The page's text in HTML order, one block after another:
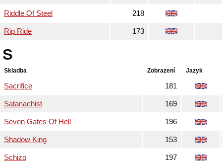
Riddle Of Steel 218
Rip Ride 173
S
Skladba Zobrazení Jazyk
Sacrifice 181
Satanachist 169
Seven Gates Of Hell 196
Shadow King 153
Schizo 197